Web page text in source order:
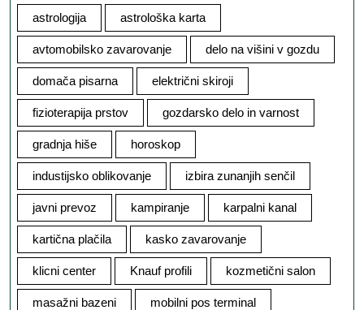
astrologija astrološka karta
avtomobilsko zavarovanje delo na višini v gozdu
domača pisarna električni skiroji
fizioterapija prstov gozdarsko delo in varnost
gradnja hiše horoskop
industijsko oblikovanje izbira zunanjih senčil
javni prevoz kampiranje karpalni kanal
kartična plačila kasko zavarovanje
klicni center Knauf profili kozmetični salon
masažni bazeni mobilni pos terminal